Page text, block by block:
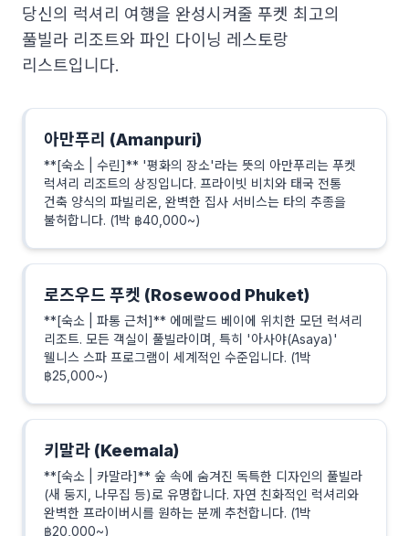
당신의 럭셔리 여행을 완성시켜줄 푸켓 최고의
풀빌라 리조트와 파인 다이닝 레스토랑
리스트입니다.
아만푸리 (Amanpuri)
**[숙소 | 수린]** '평화의 장소'라는 뜻의 아만푸리는 푸켓
럭셔리 리조트의 상징입니다. 프라이빗 비치와 태국 전통
건축 양식의 파빌리온, 완벽한 집사 서비스는 타의 추종을
불허합니다. (1박 ฿40,000~)
로즈우드 푸켓 (Rosewood Phuket)
**[숙소 | 파통 근처]** 에메랄드 베이에 위치한 모던 럭셔리
리조트. 모든 객실이 풀빌라이며, 특히 '아사야(Asaya)'
웰니스 스파 프로그램이 세계적인 수준입니다. (1박
฿25,000~)
키말라 (Keemala)
**[숙소 | 카말라]** 숲 속에 숨겨진 독특한 디자인의 풀빌라
(새 둥지, 나무집 등)로 유명합니다. 자연 친화적인 럭셔리와
완벽한 프라이버시를 원하는 분께 추천합니다. (1박
฿20,000~)